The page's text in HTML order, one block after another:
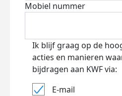
Mobiel nummer
Ik blijf graag op de
acties en manieren
bijdragen aan KWF via:
E-mail